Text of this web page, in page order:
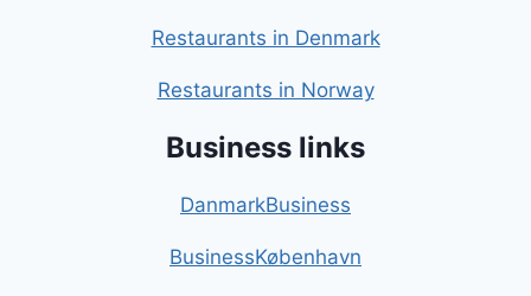
Restaurants in Denmark
Restaurants in Norway
Business links
DanmarkBusiness
BusinessKøbenhavn